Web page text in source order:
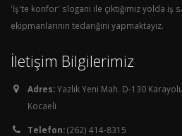
'İş'te konfor' sloganı ile çıktığımız yolda iş
ekipmanlarının tedariğini yapmaktayız.
İletişim Bilgilerimiz
Adres:Yazlık Yeni Mah. D-130
Kocaeli
Telefon:(262) 414-8315